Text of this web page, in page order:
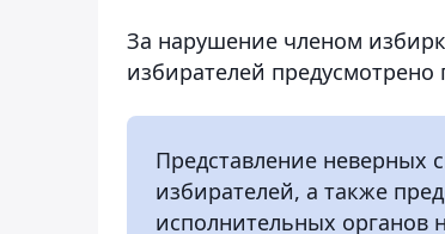
За нарушение членом
избирателей
Представление неверных
избирателей, а также
исполнительных органов